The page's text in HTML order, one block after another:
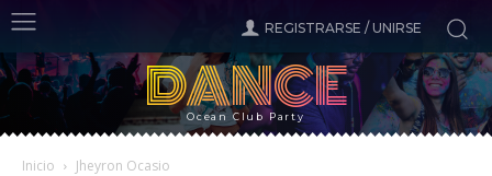
REGISTRARSE / UNIRSE
DANCE
Ocean Club Party
Inicio Jheyron Ocasio